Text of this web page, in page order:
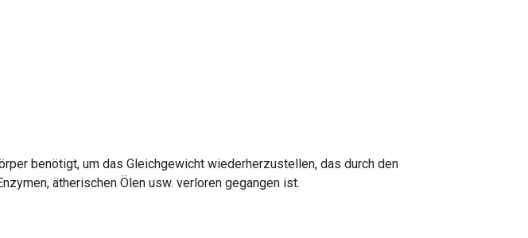
benötigt, um das Gleichgewicht wiederherzustellen, das durch den
ätherischen Ölen usw. verloren gegangen ist.